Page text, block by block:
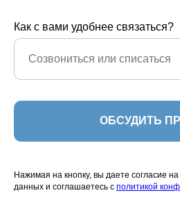
Как с вами удобнее связаться?
ОБСУДИТЬ
Нажимая на кнопку, вы даете согласие
данных и соглашаетесь c политикой